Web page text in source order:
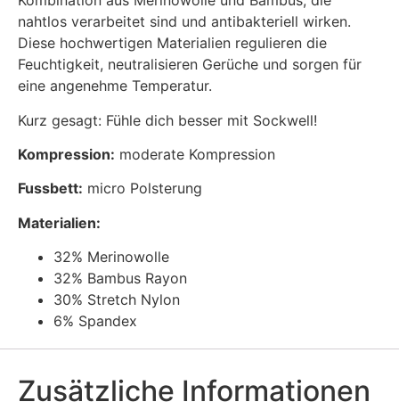
nahtlos verarbeitet sind und antibakteriell wirken.
Diese hochwertigen Materialien regulieren die
Feuchtigkeit, neutralisieren Gerüche und sorgen für
eine angenehme Temperatur.
Kurz gesagt: Fühle dich besser mit Sockwell!
Kompression: moderate Kompression
Fussbett: micro Polsterung
Materialien:
32% Merinowolle
32% Bambus Rayon
30% Stretch Nylon
6% Spandex
Zusätzliche Informationen